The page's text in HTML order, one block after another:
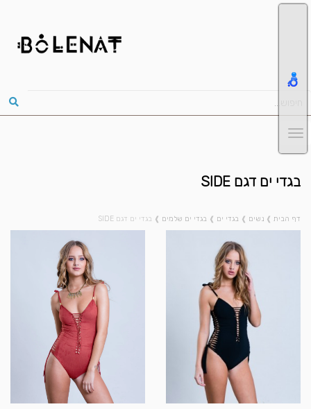
בגדי ים דגם SIDE
דף הבית ❱ נשים ❱ בגדי ים ❱ בגדי ים שלמים ❱ בגדי ים דגם SIDE